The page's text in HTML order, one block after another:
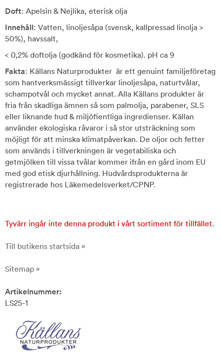
Doft: Apelsin & Nejlika, eterisk olja
Innehåll: Vatten, linoljesåpa (svensk, kallpressad linolja >
50%), havssalt,
< 0,2% doftolja (godkänd för kosmetika). pH ca 9
Fakta: Källans Naturprodukter är ett genuint familjeföretag
som hantverksmässigt tillverkar linoljesåpa, naturtvålar,
schampotvål och mycket annat. Alla Källans produkter är
fria från skadliga ämnen så som palmolja, parabener, SLS
eller liknande hud & miljöfientliga ingredienser. Källan
använder ekologiska råvaror i så stor utsträckning som
möjligt för att minska klimatpåverkan. De oljor och fetter
som används i tillverkningen är vegetabiliska och
getmjölken till vissa tvålar kommer ifrån en gård inom EU
med god etisk djurhållning. Hudvårdsprodukterna är
registrerade hos Läkemedelsverket/CPNP.
Tyvärr ingår inte denna produkt i vårt sortiment för tillfället.
Till butikens startsida »
Sitemap »
Artikelnummer:
LS25-1